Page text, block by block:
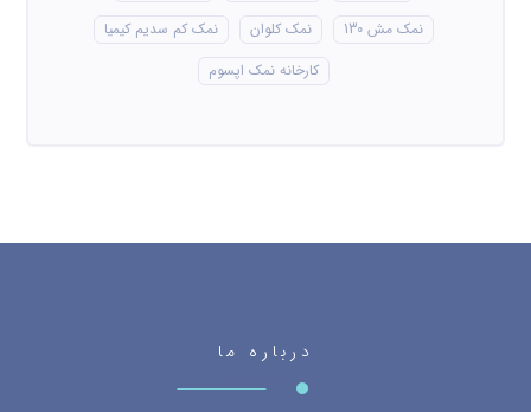
نمک مش 130
نمک کلوان
نمک کم سدیم کیمیا
کارخانه نمک اپسوم
درباره ما